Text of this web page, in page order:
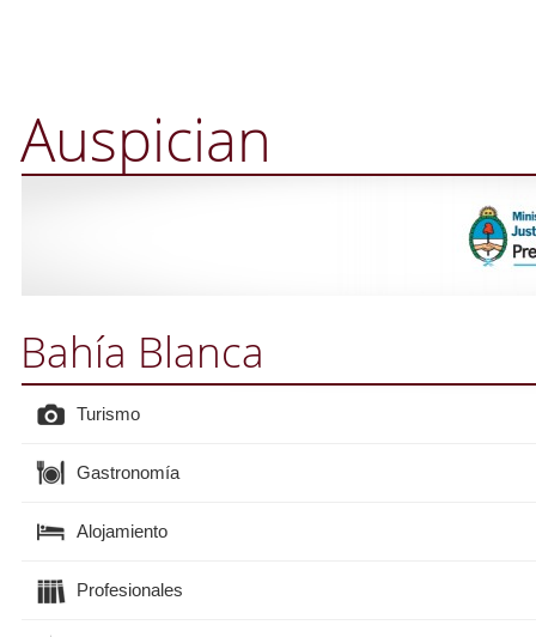
Auspician
Bahía Blanca
Turismo
Gastronomía
Alojamiento
Profesionales